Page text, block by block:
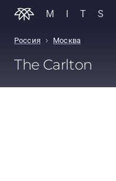
MITS
Россия › Москва
The Carlton